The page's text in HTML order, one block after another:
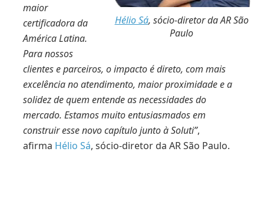
Hélio Sá, sócio-diretor da AR São
Paulo
maior
certificadora da
América Latina.
Para nossos
clientes e parceiros, o impacto é direto, com mais
excelência no atendimento, maior proximidade e a
solidez de quem entende as necessidades do
mercado. Estamos muito entusiasmados em
construir esse novo capítulo junto à Soluti”,
afirma Hélio Sá, sócio-diretor da AR São Paulo.